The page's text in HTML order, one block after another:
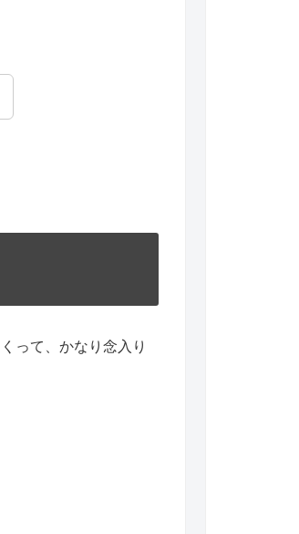
って、かなり念入り